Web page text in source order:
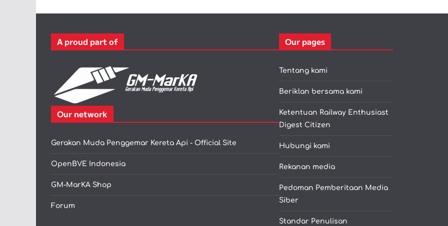
A proud part of
Our network
Gerakan Muda Penggemar Kereta Api - Official Site
OpenBVE Indonesia
GM-MarKA Shop
Forum
Our pages
Tentang kami
Beriklan bersama kami
Ketentuan Railway Enthusiast
Digest Citizen
Hubungi kami
Rekanan media
Pedoman Pemberitaan Media
Siber
Standar Penulisan